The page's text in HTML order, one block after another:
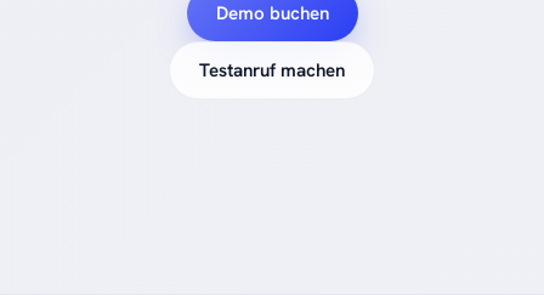
Demo buchen
Testanruf machen